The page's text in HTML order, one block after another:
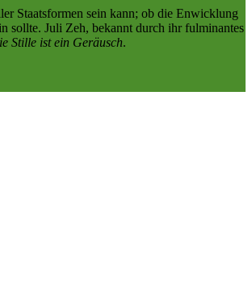
Staatsformen sein kann; ob die Enwicklung
sollte. Juli Zeh, bekannt durch ihr fulminantes
Stille ist ein Geräusch.